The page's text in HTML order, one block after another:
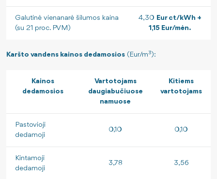
Galutinė vienanarė šilumos kaina
(su 21 proc. PVM)
4,30 Eur ct/kWh +
1,15 Eur/mėn.
Karšto vandens kainos dedamosios(Eur/m3):
Kainos
dedamosios
Vartotojams
daugiabučiuose
namuose
Kitiems
vartotojams
Pastovioji
dedamoji
0,10 0,10
Kintamoji
dedamoji
3,78 3,56